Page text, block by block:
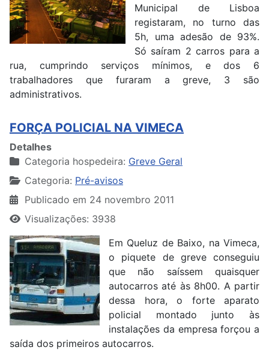
Municipal de Lisboa
registaram, no turno das
5h, uma adesão de 93%.
Só saíram 2 carros para a
rua, cumprindo serviços mínimos, e dos 6
trabalhadores que furaram a greve, 3 são
administrativos.
FORÇA POLICIAL NA VIMECA
Detalhes
Categoria hospedeira: Greve Geral
Categoria: Pré-avisos
Publicado em 24 novembro 2011
Visualizações: 3938
Em Queluz de Baixo, na Vimeca,
o piquete de greve conseguiu
que não saíssem quaisquer
autocarros até às 8h00. A partir
dessa hora, o forte aparato
policial montado junto às
instalações da empresa forçou a
saída dos primeiros autocarros.